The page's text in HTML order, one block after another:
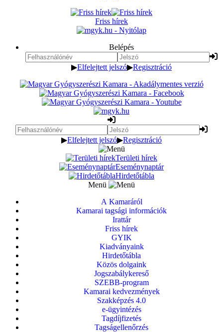
Friss hírek
Belépés
▶Elfelejtett jelszó▶Regisztráció
▶Elfelejtett jelszó▶Regisztráció
Területi hírek
Eseménynaptár
Hirdetőtábla
Menü
A Kamaráról
Kamarai tagsági információk
Irattár
Friss hírek
GYIK
Kiadványaink
Hirdetőtábla
Közös dolgaink
Jogszabálykereső
SZEBB-program
Kamarai kedvezmények
Szakképzés 4.0
e-ügyintézés
Tagdíjfizetés
Tagságellenőrzés